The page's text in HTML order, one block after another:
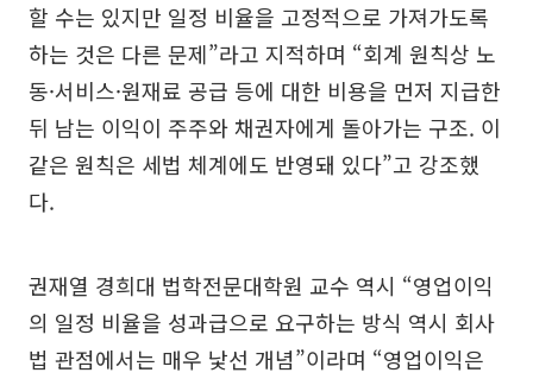
할 수는 있지만 일정 비율을 고정적으로 가져가도록
하는 것은 다른 문제”라고 지적하며 “회계 원칙상 노
동·서비스·원재료 공급 등에 대한 비용을 먼저 지급한
뒤 남는 이익이 주주와 채권자에게 돌아가는 구조. 이
같은 원칙은 세법 체계에도 반영돼 있다”고 강조했
다.
권재열 경희대 법학전문대학원 교수 역시 “영업이익
의 일정 비율을 성과급으로 요구하는 방식 역시 회사
법 관점에서는 매우 낯선 개념”이라며 “영업이익은